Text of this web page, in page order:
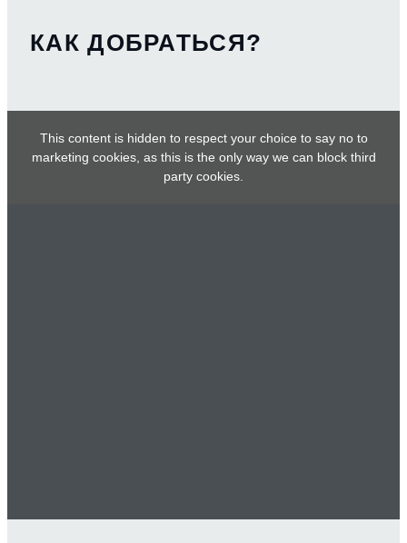
КАК ДОБРАТЬСЯ?
This content is hidden to respect your choice to say no to
marketing cookies, as this is the only way we can block third
party cookies.